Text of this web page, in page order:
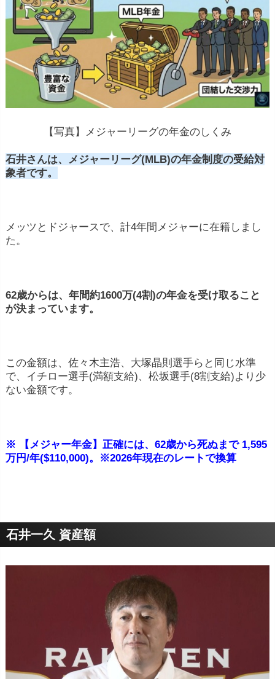
【写真】メジャーリーグの年金のしくみ
石井さんは、メジャーリーグ(MLB)の年金制度の受給対
象者です。
メッツとドジャースで、計4年間メジャーに在籍しまし
た。
62歳からは、年間約1600万(4割)の年金を受け取ること
が決まっています。
この金額は、佐々木主浩、大塚晶則選手らと同じ水準
で、イチロー選手(満額支給)、松坂選手(8割支給)より少
ない金額です。
※ 【メジャー年金】正確には、62歳から死ぬまで 1,595
万円/年($110,000)。※2026年現在のレートで換算
石井一久 資産額